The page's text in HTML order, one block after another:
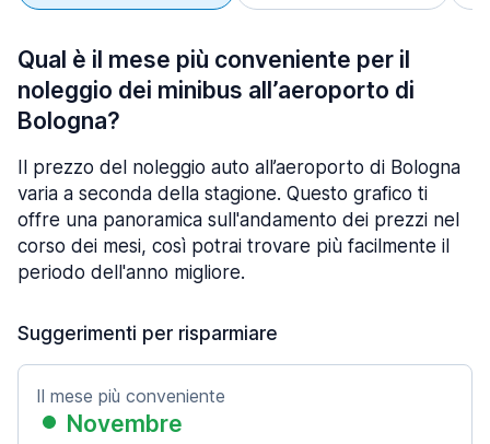
Qual è il mese più conveniente per il
noleggio dei minibus all’aeroporto di
Bologna?
Il prezzo del noleggio auto all’aeroporto di Bologna
varia a seconda della stagione. Questo grafico ti
offre una panoramica sull'andamento dei prezzi nel
corso dei mesi, così potrai trovare più facilmente il
periodo dell'anno migliore.
Suggerimenti per risparmiare
Il mese più conveniente
Novembre